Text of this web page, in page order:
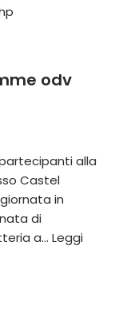
odv
alla
Castel
in
di
a… Leggi